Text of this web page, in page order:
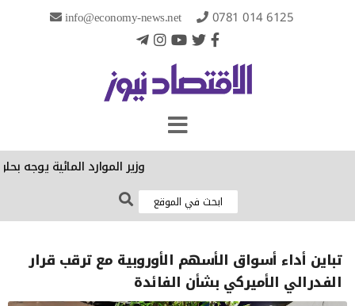
info@economy-news.net 0781 014 6125
وزير الموارد المائية يوجه
تباين أداء أسواق الأسهم الأوروبية مع ترقب قرار
الفدرالي الأميركي بشأن الفائدة